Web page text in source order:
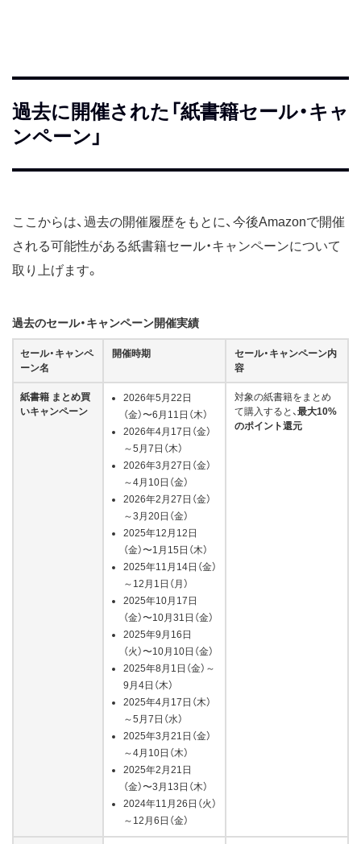
過去に開催された「紙書籍セール・キャ
ンペーン」
ここからは、過去の開催履歴をもとに、今後Amazonで開催
される可能性がある紙書籍セール・キャンペーンについて
取り上げます。
過去のセール・キャンペーン開催実績
セール・キャンペ
ーン名
開催時期
セール・キャンペーン内
容
紙書籍 まとめ買
いキャンペーン
2026年5月22日
（金）〜6月11日（木）
2026年4月17日（金）
～5月7日（木）
2026年3月27日（金）
～4月10日（金）
2026年2月27日（金）
～3月20日（金）
2025年12月12日
（金）〜1月15日（木）
2025年11月14日（金）
～12月1日（月）
2025年10月17日
（金）〜10月31日（金）
2025年9月16日
（火）〜10月10日（金）
2025年8月1日（金）～
9月4日（木）
2025年4月17日（木）
～5月7日（水）
2025年3月21日（金）
～4月10日（木）
2025年2月21日
（金）〜3月13日（木）
2024年11月26日（火）
～12月6日（金）
対象の紙書籍をまとめ
て購入すると、最大10%
のポイント還元